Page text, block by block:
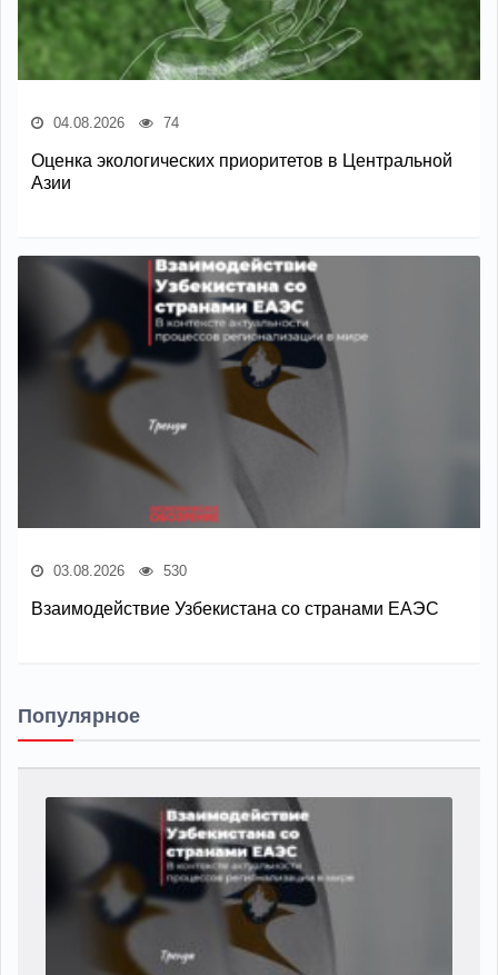
04.08.2026 74
Оценка экологических приоритетов в Центральной
Азии
03.08.2026 530
Взаимодействие Узбекистана со странами ЕАЭС
Популярное